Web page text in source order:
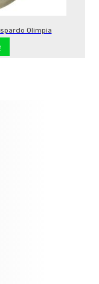
Olimpia